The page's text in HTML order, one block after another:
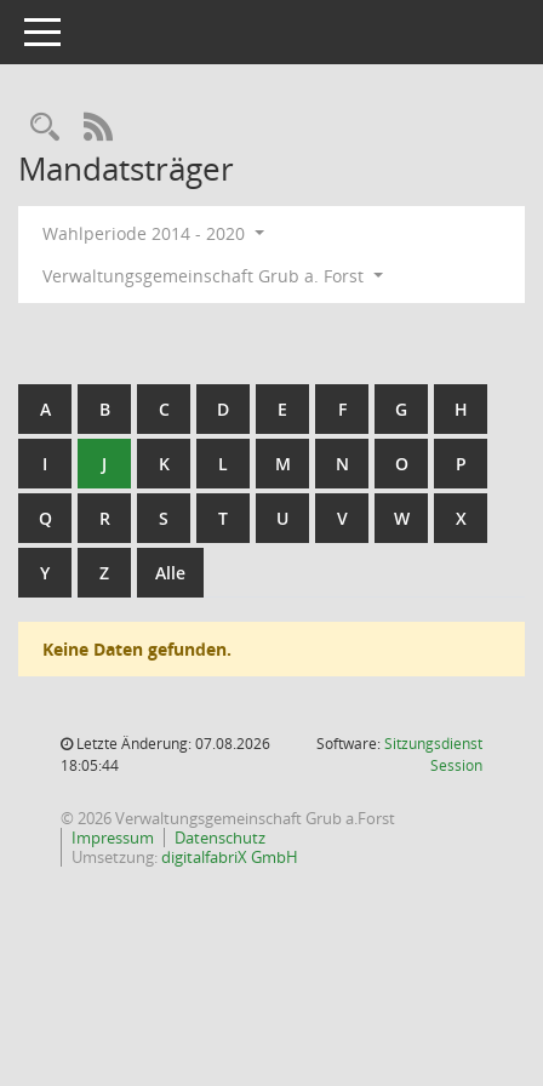
Toggle navigation
RSS-Feed
Mandatsträger
Wahlperiode 2014 - 2020
Verwaltungsgemeinschaft Grub a. Forst
A B C D E F G H
I J K L M N O P
Q R S T U V W X
Y Z Alle
Keine Daten gefunden.
Letzte Änderung: 07.08.2026
18:05:44
Software:Sitzungsdienst
Session(Wird in
© 2026 Verwaltungsgemeinschaft Grub a.Forst
Impressum
Datenschutz
Umsetzung:digitalfabriX GmbH